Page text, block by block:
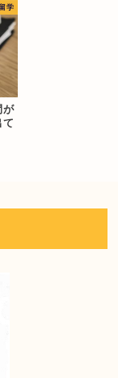
学
が